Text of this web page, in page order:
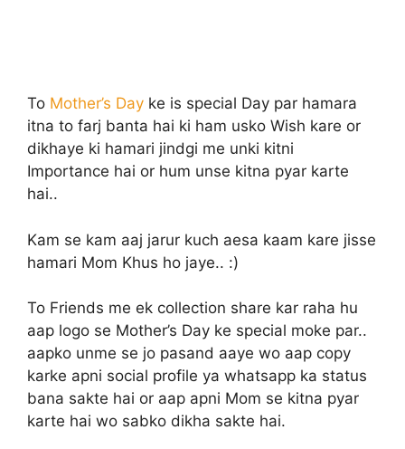
To Mother’s Day ke is special Day par hamara
itna to farj banta hai ki ham usko Wish kare or
dikhaye ki hamari jindgi me unki kitni
Importance hai or hum unse kitna pyar karte
hai..
Kam se kam aaj jarur kuch aesa kaam kare jisse
hamari Mom Khus ho jaye.. :)
To Friends me ek collection share kar raha hu
aap logo se Mother’s Day ke special moke par..
aapko unme se jo pasand aaye wo aap copy
karke apni social profile ya whatsapp ka status
bana sakte hai or aap apni Mom se kitna pyar
karte hai wo sabko dikha sakte hai.